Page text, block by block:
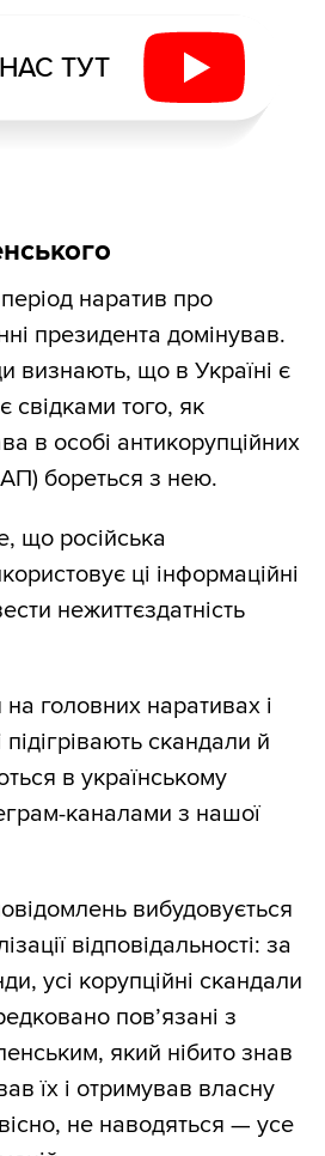
ТУТ
наратив про
президента домінував.
визнають, що в Україні є
свідками того, як
в особі антикорупційних
бореться з нею.
що російська
ці інформаційні
нежиттєздатність
головних наративах і
скандали й
в українському
каналами з нашої
вибудовується
відповідальності: за
усі корупційні скандали
пов’язані з
який нібито знав
їх і отримував власну
не наводяться — усе